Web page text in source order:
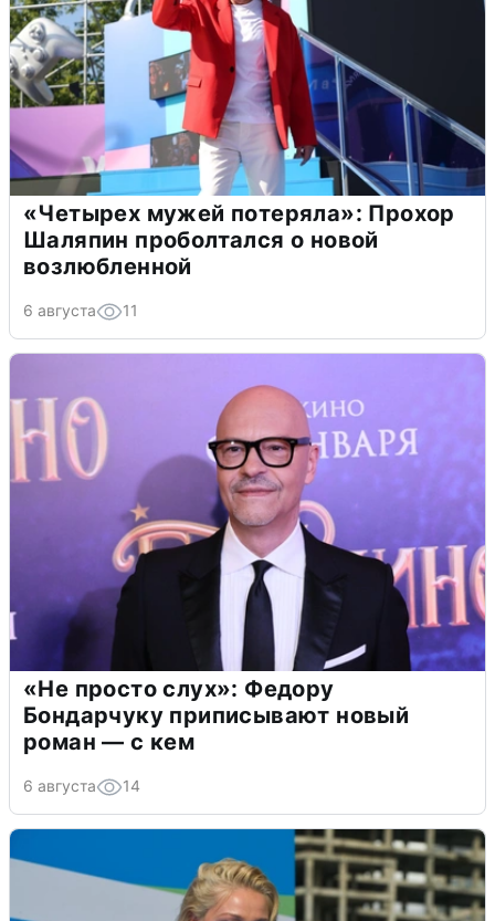
«Четырех мужей потеряла»: Прохор
Шаляпин проболтался о новой
возлюбленной
6 августа 11
«Не просто слух»: Федору
Бондарчуку приписывают новый
роман — с кем
6 августа 14